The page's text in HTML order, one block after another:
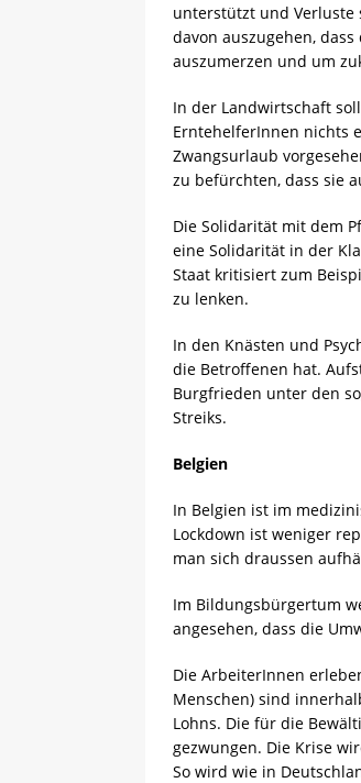
unterstützt und Verluste
davon auszugehen,
auszumerzen und um
In der Landwirtschaft
ErntehelferInnen nichts
Zwangsurlaub
zu befürchten, dass sie
Die Solidarität mit dem
eine Solidarität in der
Staat kritisiert zum
zu lenken.
In den Knästen und
die Betroffenen hat.
Burgfrieden unter den
Streiks.
Belgien
In Belgien ist im
Lockdown ist weniger
man sich draussen
Im Bildungsbürgertum
angesehen, dass die
Die ArbeiterInnen
Menschen) sind
Lohns. Die für die
gezwungen. Die Krise
So wird wie in